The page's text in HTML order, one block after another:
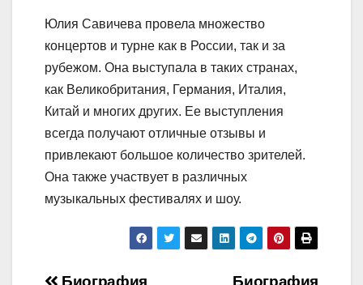
Юлия Савичева провела множество
концертов и турне как в России, так и за
рубежом. Она выступала в таких странах,
как Великобритания, Германия, Италия,
Китай и многих других. Ее выступления
всегда получают отличные отзывы и
привлекают большое количество зрителей.
Она также участвует в различных
музыкальных фестивалях и шоу.
Биография
Биография